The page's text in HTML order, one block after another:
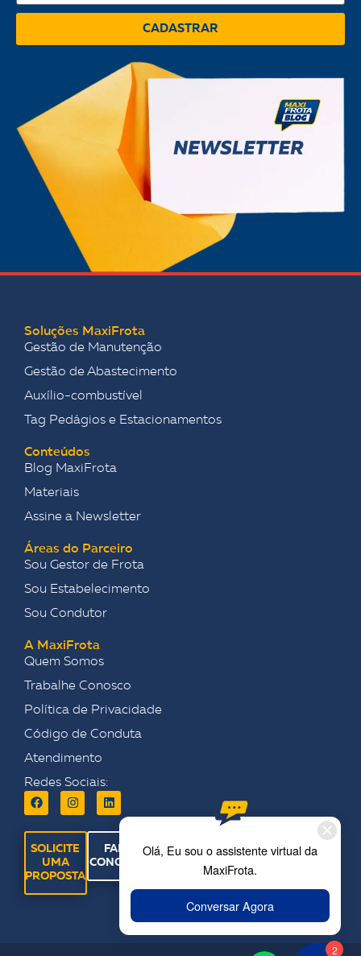
CADASTRAR
Soluções MaxiFrota
Gestão de Manutenção
Gestão de Abastecimento
Auxílio-combustível
Tag Pedágios e Estacionamentos
Conteúdos
Blog MaxiFrota
Materiais
Assine a Newsletter
Áreas do Parceiro
Sou Gestor de Frota
Sou Estabelecimento
Sou Condutor
A MaxiFrota
Quem Somos
Trabalhe Conosco
Política de Privacidade
Código de Conduta
Atendimento
Redes Sociais:
SOLICITE
UMA
PROPOSTA
FALE
CONOSCO